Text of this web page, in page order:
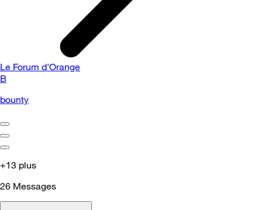
Le Forum d'Orange
B
bounty
+13 plus
26 Messages